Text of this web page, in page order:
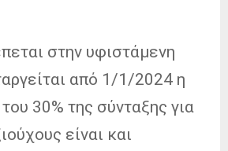
στην υφιστάμενη
από 1/1/2024 η
30% της σύνταξης για
είναι και